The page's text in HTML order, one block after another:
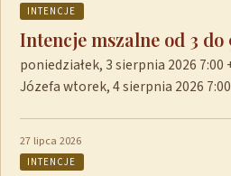
INTENCJE
Intencje mszalne od 3
poniedziałek, 3 sierpnia 2026 7:00
Józefa wtorek, 4 sierpnia 2026
27 lipca 2026
INTENCJE